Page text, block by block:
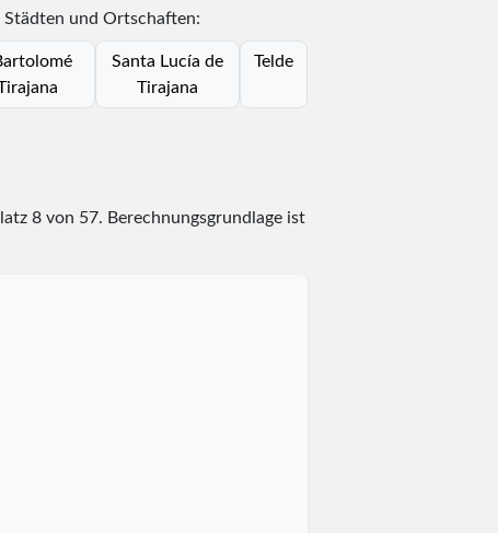
Städten und Ortschaften:
Santa Lucía de
Tirajana
Telde
8von 57. Berechnungsgrundlage ist